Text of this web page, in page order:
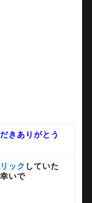
きありがとう
ック していた
いで